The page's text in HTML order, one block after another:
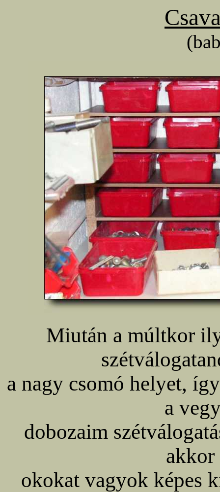
Miután a múltkor
a nagy csomó helyet,
a
dobozaim
okokat vagyok képes